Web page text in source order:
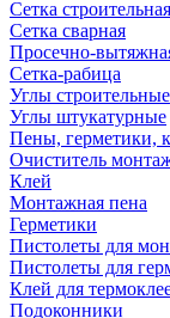
Сетка строительная
Сетка сварная
Просечно-
Сетка-рабица
Углы строительные
Углы штукатурные
Пены, герметики,
Очиститель
Клей
Монтажная пена
Герметики
Пистолеты для
Пистолеты для
Клей для
Подоконники